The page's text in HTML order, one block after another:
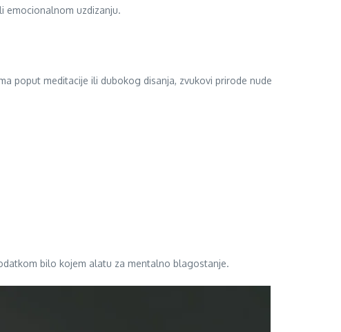
emocionalnom uzdizanju.
poput meditacije ili dubokog disanja, zvukovi prirode nude
bilo kojem alatu za mentalno blagostanje.